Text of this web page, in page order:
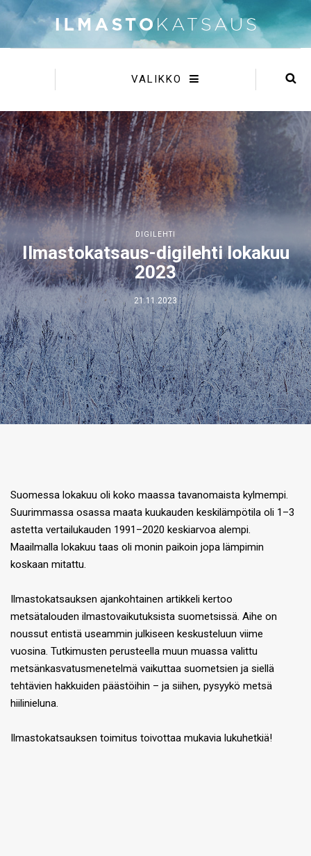
VALIKKO
DIGILEHTI
Ilmastokatsaus-digilehti lokakuu
2023
21.11.2023
Suomessa lokakuu oli koko maassa tavanomaista kylmempi.
Suurimmassa osassa maata kuukauden keskilämpötila oli 1–3
astetta vertailukauden 1991–2020 keskiarvoa alempi.
Maailmalla lokakuu taas oli monin paikoin jopa lämpimin
koskaan mitattu.
Ilmastokatsauksen ajankohtainen artikkeli kertoo
metsätalouden ilmastovaikutuksista suometsissä. Aihe on
noussut entistä useammin julkiseen keskusteluun viime
vuosina. Tutkimusten perusteella muun muassa valittu
metsänkasvatusmenetelmä vaikuttaa suometsien ja siellä
tehtävien hakkuiden päästöihin – ja siihen, pysyykö metsä
hiilinieluna.
Ilmastokatsauksen toimitus toivottaa mukavia lukuhetkiä!